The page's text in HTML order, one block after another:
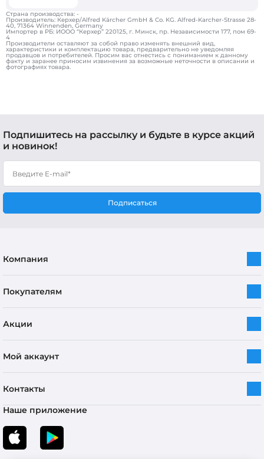
Страна производства: -
Производитель: Керхер/Alfred Kärcher GmbH & Co. KG. Alfred-Karcher-Strasse 28-
40, 71364 Winnenden, Germany
Импортер в РБ: ИООО “Керхер” 220125, г. Минск, пр. Независимости 177, пом 69-
4
Производители оставляют за собой право изменять внешний вид,
характеристики и комплектацию товара, предварительно не уведомляя
продавцов и потребителей. Просим вас отнестись с пониманием к данному
факту и заранее приносим извинения за возможные неточности в описании и
фотографиях товара.
Подпишитесь на рассылку и будьте в курсе акций
и новинок!
Подписаться
Компания
Покупателям
Акции
Мой аккаунт
Контакты
Наше приложение